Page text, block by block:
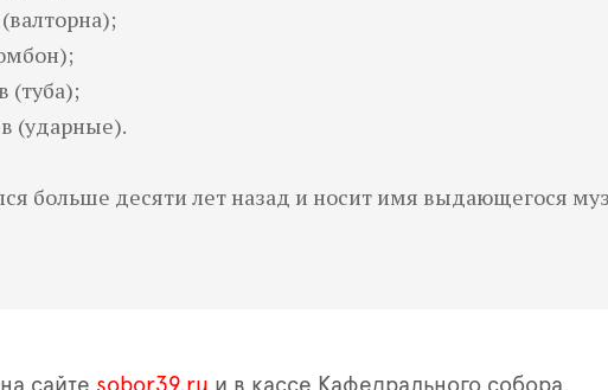
(ударные).
больше десяти лет назад и носит имя выдающегося